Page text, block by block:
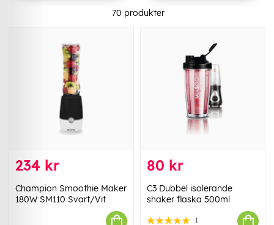
70 produkter
234 kr
Champion Smoothie Maker
180W SM110 Svart/Vit
80 kr
C3 Dubbel isolerande
shaker flaska 500ml
1